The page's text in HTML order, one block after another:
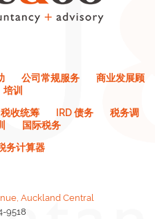
公司常规服务
商业发展顾
培训
税收统筹 IRD 债务
税务调
国际税务
务计算器
Auckland Central
9518